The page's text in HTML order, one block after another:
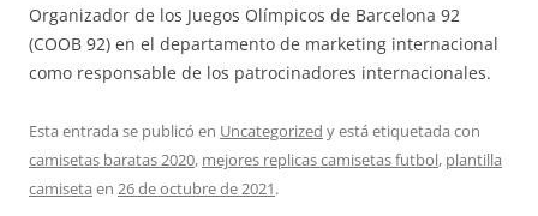
Organizador de los Juegos Olímpicos de Barcelona 92
(COOB 92) en el departamento de marketing internacional
como responsable de los patrocinadores internacionales.
Esta entrada se publicó en Uncategorized y está etiquetada con
camisetas baratas 2020, mejores replicas camisetas futbol, plantilla
camiseta en 26 de octubre de 2021.